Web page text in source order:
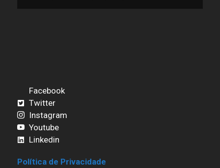
Facebook
Twitter
Instagram
Youtube
Linkedin
Política de Privacidade